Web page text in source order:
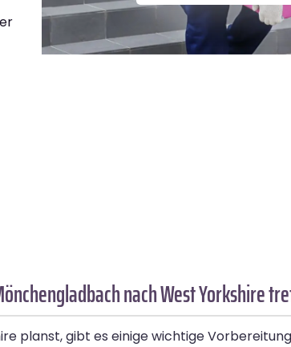
nach West Yorkshire
planst, gibt es einige wichtige